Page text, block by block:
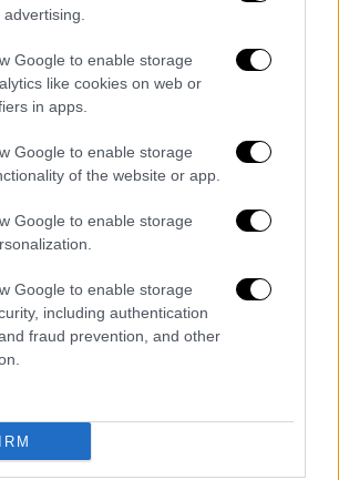
Google to enable storage
like cookies on web or
in apps.
Google to enable storage
of the website or app.
Google to enable storage
Google to enable storage
including authentication
fraud prevention, and other
και η υπόθεση Πάτση
το προφίλ της κυβέρνησης:
μηνύματα στο δρόμο προς
στην Ιαπωνία; Χειραψία με
Αμέτρητες οι δολοφονίες -
ανάμεσα στα θύματα
προκαταβολή: Πικρά
σε 20.000 επιχειρήσεις για
more annoying?» – Ο
αποκαλύπτει τι τον
στον Chandler Bing και μας